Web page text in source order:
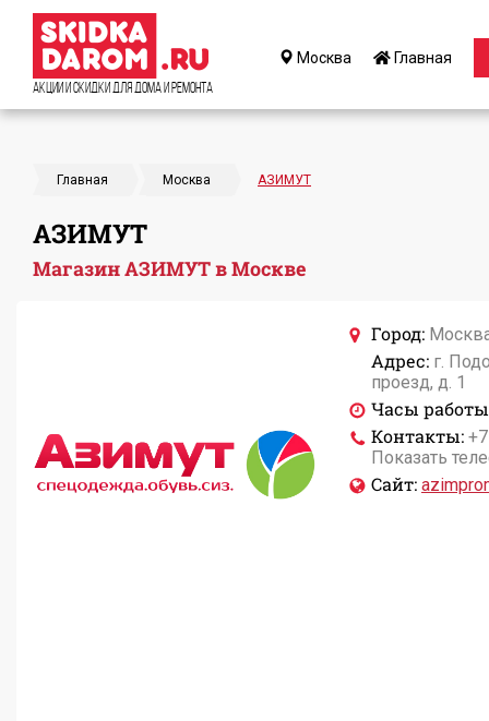
Акции и Скидки для дома и ремонта
Москва Главная
Главная Москва АЗИМУТ
АЗИМУТ
Магазин АЗИМУТ в Москве
Город:
Адрес: г.
проезд, д. 1
Часы
Контакты:
Показать
Сайт: